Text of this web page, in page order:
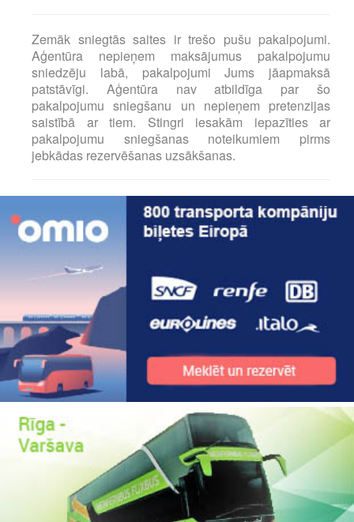
Zemāk sniegtās saites ir trešo pušu pakalpojumi.
Aģentūra nepieņem maksājumus pakalpojumu
sniedzēju labā, pakalpojumi Jums jāapmaksā
patstāvīgi. Aģentūra nav atbildīga par šo
pakalpojumu sniegšanu un nepieņem pretenzijas
saistībā ar tiem. Stingri iesakām iepazīties ar
pakalpojumu sniegšanas noteikumiem pirms
jebkādas rezervēšanas uzsākšanas.